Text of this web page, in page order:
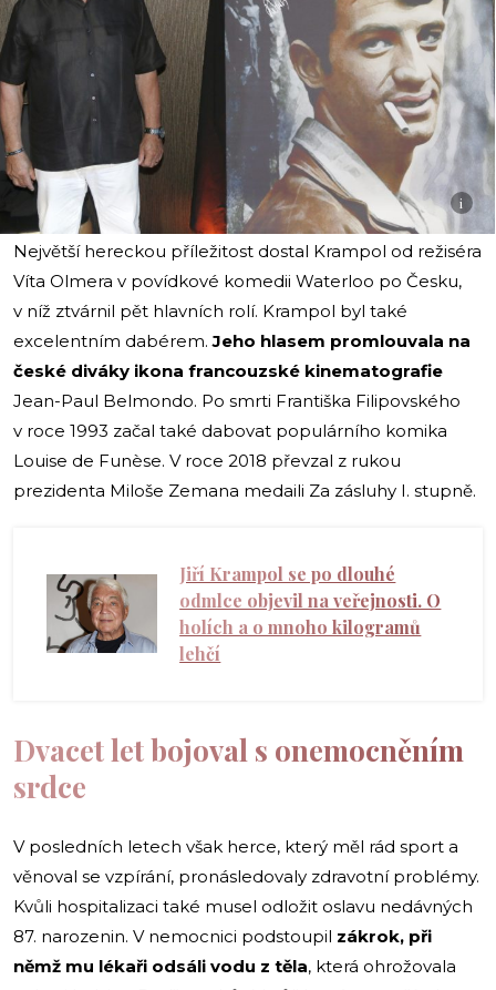
i
Největší hereckou příležitost dostal Krampol od režiséra
Víta Olmera v povídkové komedii Waterloo po Česku,
v níž ztvárnil pět hlavních rolí. Krampol byl také
excelentním dabérem.Jeho hlasem promlouvala na
české diváky ikona francouzské kinematografie
Jean-Paul Belmondo. Po smrti Františka Filipovského
v roce 1993 začal také dabovat populárního komika
Louise de Funèse. V roce 2018 převzal z rukou
prezidenta Miloše Zemana medaili Za zásluhy I. stupně.
Jiří Krampol se po dlouhé
odmlce objevil na veřejnosti. O
holích a o mnoho kilogramů
lehčí
Dvacet let bojoval s onemocněním
srdce
V posledních letech však herce, který měl rád sport a
věnoval se vzpírání, pronásledovaly zdravotní problémy.
Kvůli hospitalizaci také musel odložit oslavu nedávných
87. narozenin. V nemocnici podstoupil zákrok, při
němž mu lékaři odsáli vodu z těla, která ohrožovala